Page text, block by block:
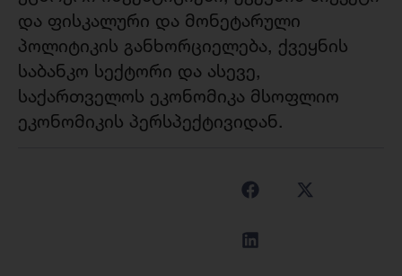
და ფისკალური და მონეტარული
პოლიტიკის განხორციელება, ქვეყნის
საბანკო სექტორი და ასევე,
საქართველოს ეკონომიკა მსოფლიო
ეკონომიკის პერსპექტივიდან.